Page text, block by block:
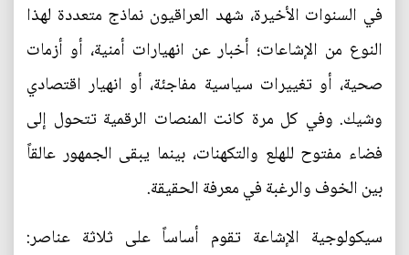
في السنوات الأخيرة، شهد العراقيون نماذج متعددة لهذا
النوع من الإشاعات؛ أخبار عن انهيارات أمنية، أو أزمات
صحية، أو تغييرات سياسية مفاجئة، أو انهيار اقتصادي
وشيك. وفي كل مرة كانت المنصات الرقمية تتحول إلى
فضاء مفتوح للهلع والتكهنات، بينما يبقى الجمهور عالقاً
بين الخوف والرغبة في معرفة الحقيقة.
سيكولوجية الإشاعة تقوم أساساً على ثلاثة عناصر: